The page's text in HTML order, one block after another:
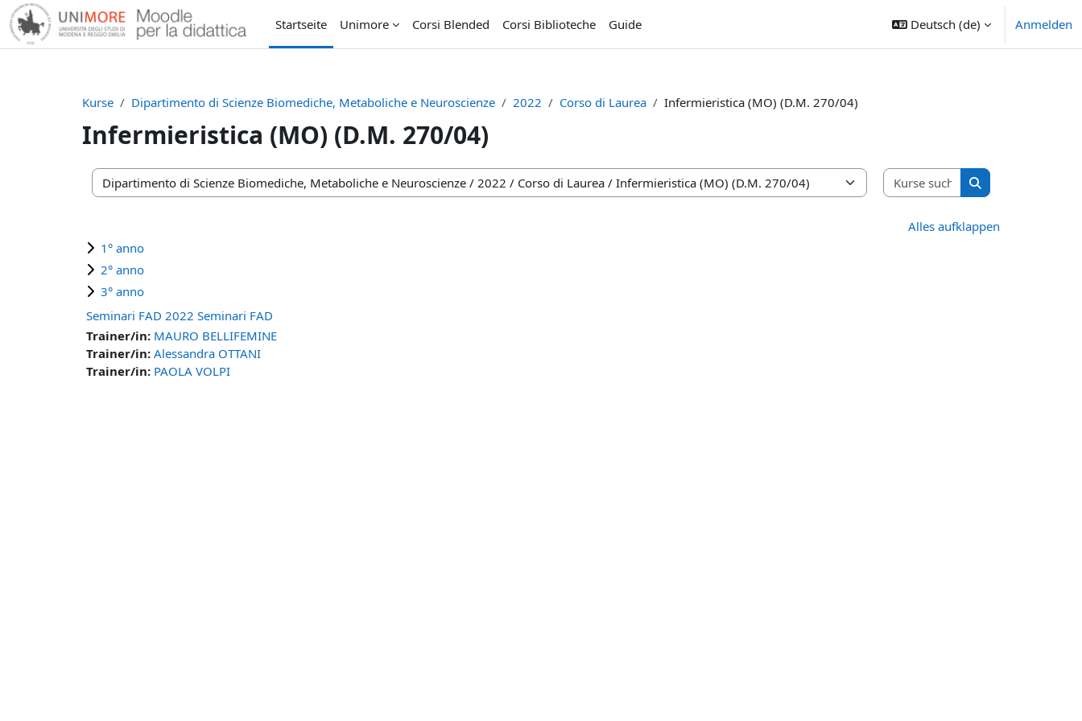
Zum Hauptinhalt
Startseite
Unimore Corsi Blended Corsi Biblioteche Guide Deutsch ‎(de)‎ Anmelden
Kurse Dipartimento di Scienze Biomediche, Metaboliche e Neuroscienze 2022 Corso di Laurea Infermieristica (MO) (D.M. 270/04)
Infermieristica (MO) (D.M. 270/04)
Kursbereiche
Kurse suchen
Kurse suchen
Alles aufklappen
1° anno
2° anno
3° anno
Seminari FAD 2022 Seminari FAD
Trainer/in: MAURO BELLIFEMINE
Trainer/in:Alessandra OTTANI
Trainer/in: PAOLA VOLPI